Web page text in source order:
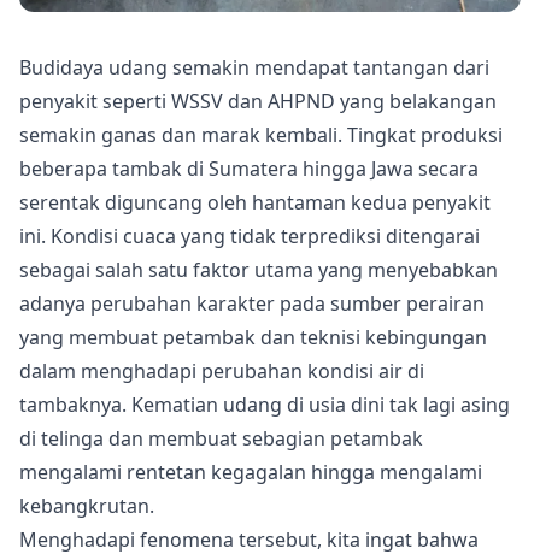
Budidaya udang semakin mendapat tantangan dari
penyakit seperti WSSV dan AHPND yang belakangan
semakin ganas dan marak kembali. Tingkat produksi
beberapa tambak di Sumatera hingga Jawa secara
serentak diguncang oleh hantaman kedua penyakit
ini. Kondisi cuaca yang tidak terprediksi ditengarai
sebagai salah satu faktor utama yang menyebabkan
adanya perubahan karakter pada sumber perairan
yang membuat petambak dan teknisi kebingungan
dalam menghadapi perubahan kondisi air di
tambaknya. Kematian udang di usia dini tak lagi asing
di telinga dan membuat sebagian petambak
mengalami rentetan kegagalan hingga mengalami
kebangkrutan.
Menghadapi fenomena tersebut, kita ingat bahwa